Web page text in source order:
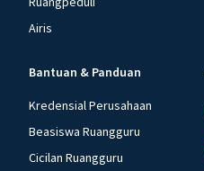
Airis
Bantuan & Panduan
Kredensial Perusahaan
Beasiswa Ruangguru
Cicilan Ruangguru